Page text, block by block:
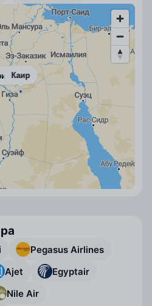
Каир
Pegasus Airlines
Ajet
Egyptair
Nile Air